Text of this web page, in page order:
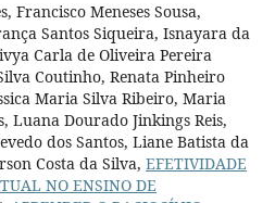
Francisco Meneses Sousa,
Santos Siqueira, Isnayara da
Carla de Oliveira Pereira
Coutinho, Renata Pinheiro
Maria Silva Ribeiro, Maria
Luana Dourado Jinkings Reis,
dos Santos, Liane Batista da
Costa da Silva, EFETIVIDADE
NO ENSINO DE